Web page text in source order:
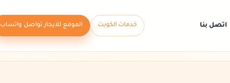
اتصل بنا خدمات الكويت الموقع للايجار تواصل واتساب